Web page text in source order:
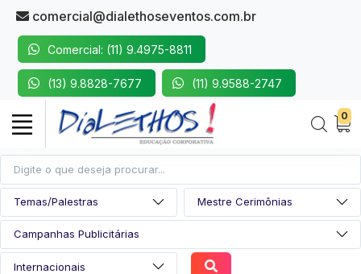
comercial@dialethoseventos.com.br
Comercial: (11) 9.4975-8811
(13) 9.8828-7677 (11) 9.9588-2747
0